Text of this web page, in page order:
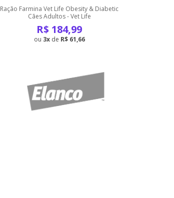
Ração Farmina Vet Life Obesity & Diabetic
Cães Adultos - Vet Life
R$ 184,99
3 de R$ 61,66